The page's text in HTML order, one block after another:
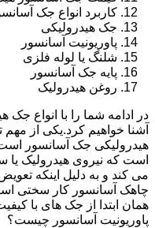
کاربرد انواع جک
جک هیدرولیکی
پاوریونیت آسانسور
شلنگ یا لوله فلزی
پایه جک آسانسور
روغن هیدرولیک
در ادامه شما را با انواع
آشنا خواهیم کرد.یکی از
هیدرولیکی جک آسانسور
است که نیروی هیدرولیک یا
می کند و به دلیل اینکه
چاهک آسانسور کار سختی
همان ابتدا از جک های با
پاوریونیت آسانسور چیست؟